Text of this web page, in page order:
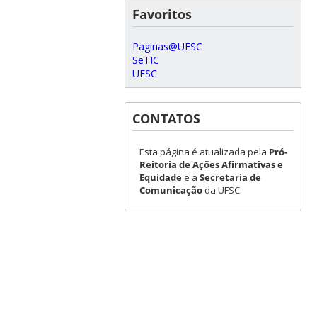
Favoritos
Paginas@UFSC
SeTIC
UFSC
CONTATOS
Esta página é atualizada pela Pró-
Reitoria de Ações Afirmativas e
Equidadee a Secretaria de
Comunicaçãoda UFSC.